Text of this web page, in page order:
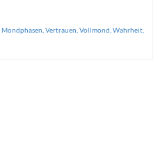
Mondphasen Vertrauen Vollmond Wahrheit